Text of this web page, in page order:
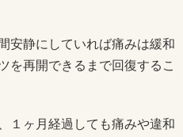
安静にしていれば痛みは緩和
を再開できるまで回復するこ
１ヶ月経過しても痛みや違和